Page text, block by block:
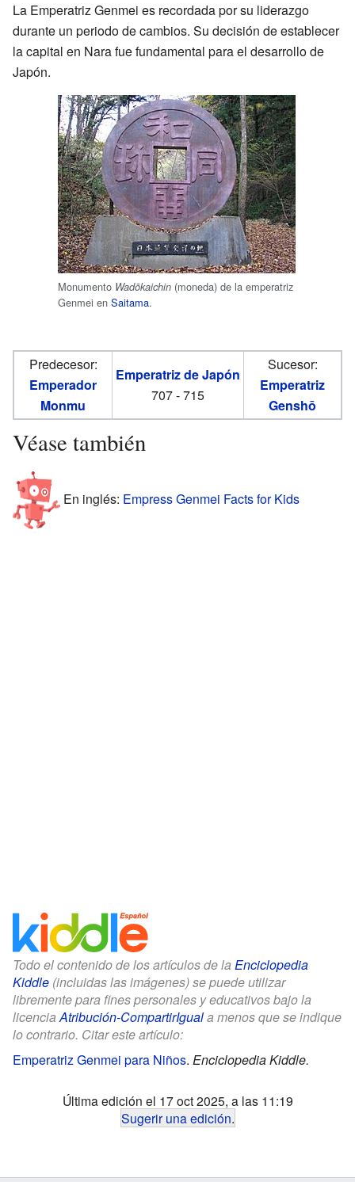
La Emperatriz Genmei es recordada por su liderazgo
durante un periodo de cambios. Su decisión de establecer
la capital en Nara fue fundamental para el desarrollo de
Japón.
Monumento Wadōkaichin (moneda) de la emperatriz
Genmei en Saitama.
Predecesor:
Emperador
Monmu
Emperatriz de Japón
707 - 715
Sucesor:
Emperatriz
Genshō
Véase también
En inglés: Empress Genmei Facts for Kids
Todo el contenido de los artículos de la Enciclopedia
Kiddle (incluidas las imágenes) se puede utilizar
libremente para fines personales y educativos bajo la
licenciaAtribución-CompartirIguala menos que se indique
lo contrario. Citar este artículo:
Emperatriz Genmei para Niños. Enciclopedia Kiddle.
Última edición el 17 oct 2025, a las 11:19
Sugerir una edición.